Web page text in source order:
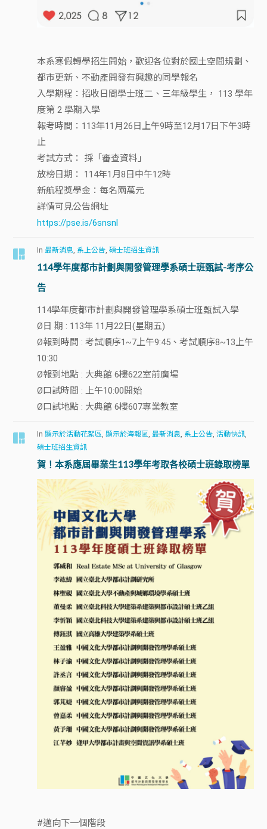
本系寒假轉學招生開始，歡迎各位對於國土空間規劃、
都市更新、不動產開發有興趣的同學報名
入學期程：招收日間學士班二、三年級學生， 113 學年
度第 2 學期入學
報考時間：113年11月26日上午9時至12月17日下午3時
止
考試方式： 採「審查資料」
放榜日期： 114年1月8日中午12時
新航程獎學金：每名兩萬元
詳情可見公告網址
https://pse.is/6snsnl
In最新消息 系上公告 ,碩士班招生資訊
114學年度都市計劃與開發管理學系碩士班甄試-考序公
告
114學年度都市計劃與開發管理學系碩士班甄試入學
Ø日 期 : 113年 11月22日(星期五)
Ø報到時間 : 考試順序1~7上午9:45、考試順序8~13上午
10:30
Ø報到地點 : 大典館 6樓622室前廣場
Ø口試時間 : 上午10:00開始
Ø口試地點 : 大典館 6樓607專業教室
In顯示於活動花絮區 ,顯示於海報區 ,最新消息 系上公告 ,活動快訊
碩士班招生資訊
賀！本系應屆畢業生113學年考取各校碩士班錄取榜單
#邁向下一個階段